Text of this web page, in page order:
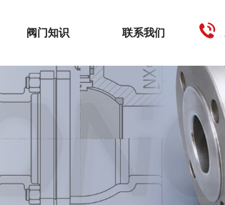
阀门知识 联系我们